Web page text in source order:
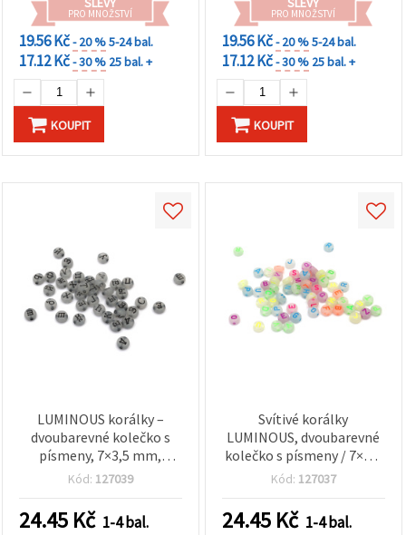
PRO MNOŽSTVÍ
19.56 Kč- 20 %5-24 bal.
17.12 Kč- 30 % 25 bal. +
KOUPIT
PRO MNOŽSTVÍ
19.56 Kč- 20 %5-24 bal.
17.12 Kč- 30 % 25 bal. +
KOUPIT
LUMINOUS korálky –
dvoubarevné kolečko s
písmeny, 7×3,5 mm,
průvlek 1 mm – 20 g (cca
Kód: 127039
24.45 Kč 1-4 bal.
Svítivé korálky
LUMINOUS, dvoubarevné
kolečko s písmeny / 7×3,5
mm, průvlek: 1 mm / MIX
Kód: 127037
24.45 Kč 1-4 bal.